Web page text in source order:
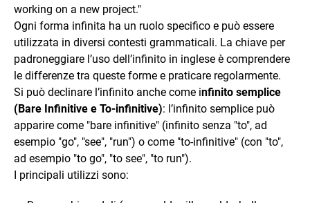
working on a new project."
Ogni forma infinita ha un ruolo specifico e può essere
utilizzata in diversi contesti grammaticali. La chiave per
padroneggiare l’uso dell’infinito in inglese è comprendere
le differenze tra queste forme e praticare regolarmente.
Si può declinare l’infinito anche come infinito semplice
(Bare Infinitive e To-infinitive): l’infinito semplice può
apparire come "bare infinitive" (infinito senza "to", ad
esempio "go", "see", "run") o come "to-infinitive" (con "to",
ad esempio "to go", "to see", "to run").
I principali utilizzi sono: